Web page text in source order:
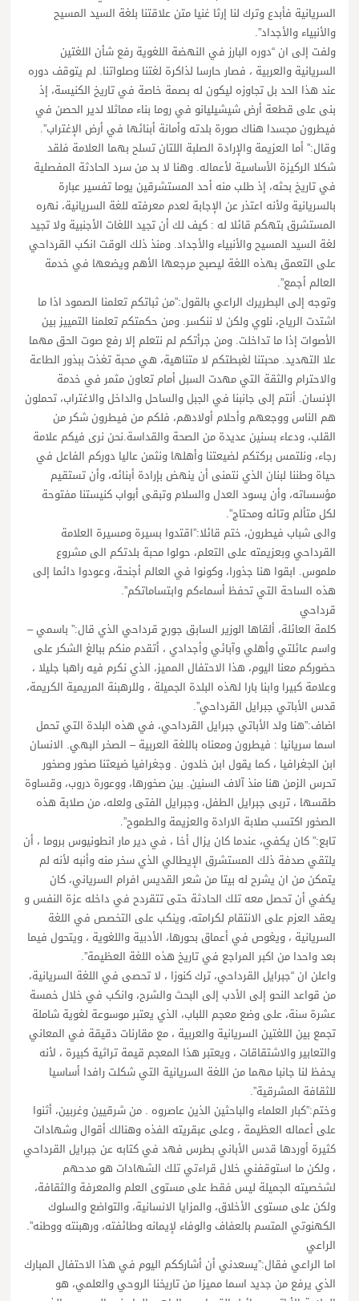
السريانية فأبدع وترك لنا إرثا غنيا متن علاقتنا بلغة السيد المسيح
والأنبياء والأجداد”.
ولفت إلى ان “دوره البارز في النهضة اللغوية رفع شأن اللغتين
السريانية والعربية ، فصار حارسا لذاكرة لغتنا وصلواتنا. لم يتوقف دوره
عند هذا الحد بل تجاوزه ليكون له بصمة خاصة في تاريخ الكنيسة، إذ
بنى على قطعة أرض شيشيليانو في روما بناء مماثلا لدير الحصن في
فيطرون مجسدا هناك صورة بلدته وأمانة أبنائها في أرض الإغتراب”.
وقال:” أما العزيمة والإرادة الصلبة اللتان تسلح بهما العلامة فلقد
شكلا الركيزة الأساسية لأعماله. وهنا لا بد من سرد الحادثة المفصلية
في تاريخ بحثه، إذ طلب منه أحد المستشرقين يوما تفسير عبارة
بالسريانية ولأنه اعتذر عن الإجابة لعدم معرفته للغة السريانية، نهره
المستشرق بتهكم قائلا له : كيف لك أن تجيد اللغات الأجنبية ولا تجيد
لغة السيد المسيح والأنبياء والأجداد. ومنذ ذلك الوقت انكب القرداحي
على التعمق بهذه اللغة ليصبح مرجعها الأهم ويضعها في خدمة
العالم أجمع”.
وتوجه إلى البطريرك الراعي بالقول:”من ثباتكم تعلمنا الصمود اذا ما
اشتدت الرياح، نلوي ولكن لا ننكسر. ومن حكمتكم تعلمنا التمييز بين
الأصوات إذا ما تداخلت. ومن جرأتكم لم نتعلم إلا رفع صوت الحق مهما
علا التهديد. محبتنا لغبطتكم لا متناهية، هي محبة تغذت ببذور الطاعة
والاحترام والثقة التي مهدت السبل أمام تعاون مثمر في خدمة
الإنسان. أنتم إلى جانبنا في الجبل والساحل والداخل والاغتراب، تحملون
هم الناس ووجعهم وأحلام أولادهم، فلكم من فيطرون شكر من
القلب، ودعاء بسنين عديدة من الصحة والقداسة.نحن نرى فيكم علامة
رجاء، ونلتمس بركتكم لضيعتنا وأهلها ونثمن عاليا دوركم الفاعل في
حياة وطننا لبنان الذي نتمنى أن ينهض بإرادة أبنائه، وأن تستقيم
مؤسساته، وأن يسود العدل والسلام وتبقى أبواب كنيستنا مفتوحة
لكل متألم وتائه ومحتاج”.
والى شباب فيطرون، ختم قائلا:”اقتدوا بسيرة ومسيرة العلامة
القرداحي وبعزيمته على التعلم، حولوا محبة بلدتكم الى مشروع
ملموس. ابقوا هنا جذورا، وكونوا في العالم أجنحة، وعودوا دائما إلى
هذه الساحة التي تحفظ أسماءكم وابتساماتكم”.
قرداحي
كلمة العائلة، ألقاها الوزير السابق جورج قرداحي الذي قال:” باسمي –
واسم عائلتي وأهلي وآبائي وأجدادي ، أتقدم منكم ببالغ الشكر على
حضوركم معنا اليوم، هذا الاحتفال المميز، الذي نكرم فيه راهبا جليلا ،
وعلامة كبيرا وابنا بارا لهذه البلدة الجميلة ، وللرهبنة المريمية الكريمة،
قدس الأباتي جبرايل القرداحي”.
اضاف:”هنا ولد الأباتي جبرايل القرداحي، في هذه البلدة التي تحمل
اسما سريانيا : فيطرون ومعناه باللغة العربية – الصخر البهي. الانسان
ابن الجغرافيا ، كما يقول ابن خلدون . وجغرافيا ضيعتنا صخور وصخور
تحرس الزمن هنا منذ آلاف السنين. بين صخورها، ووعورة دروب، وقساوة
طقسها ، تربى جبرايل الطفل، وجبرايل الفتى ولعله، من صلابة هذه
الصخور اكتسب صلابة الارادة والعزيمة والطموح”.
تابع:” كان يكفي، عندما كان يزال أخا ، في دير مار انطونيوس بروما ، أن
يلتقي صدفة ذلك المستشرق الإيطالي الذي سخر منه وأنبه لأنه لم
يتمكن من ان يشرح له بيتا من شعر القديس افرام السرياني، كان
يكفي أن تحصل معه تلك الحادثة حتى تتقردح في داخله عزة النفس و
يعقد العزم على الانتقام لكرامته، وينكب على التخصص في اللغة
السريانية ، ويغوص في أعماق بحورها، الأدبية واللغوية ، ويتحول فيما
بعد واحدا من اكبر المراجع في تاريخ هذه اللغة العظيمة”.
واعلن ان “جبرايل القرداحي، ترك كنوزا ، لا تحصى في اللغة السريانية،
من قواعد النحو إلى الأدب إلى البحث والشرح، وانكب في خلال خمسة
عشرة سنة، على وضع معجم اللباب، الذي يعتبر موسوعة لغوية شاملة
تجمع بين اللغتين السريانية والعربية ، مع مقارنات دقيقة في المعاني
والتعابير والاشتقاقات ، ويعتبر هذا المعجم قيمة تراثية كبيرة ، لأنه
يحفظ لنا جانبا مهما من اللغة السريانية التي شكلت رافدا أساسيا
للثقافة المشرقية”.
وختم:”كبار العلماء والباحثين الذين عاصروه . من شرقيين وغربين، أثنوا
على أعماله العظيمة ، وعلى عبقريته الفذه وهنالك أقوال وشهادات
كثيرة أوردها قدس الأباني بطرس فهد في كتابه عن جبرايل القرداحي
، ولكن ما استوقفني خلال قراءتي تلك الشهادات هو مدحهم
لشخصيته الجميلة ليس فقط على مستوى العلم والمعرفة والثقافة،
ولكن على مستوى الأخلاق، والمزايا الانسانية، والتواضع والسلوك
الكهنوتي المتسم بالعفاف والوفاء لإيمانه وطائفته، ورهبنته ووطنه”.
الراعي
اما الراعي فقال:”يسعدني أن أشارككم اليوم في هذا الاحتفال المبارك
الذي يرفع من جديد اسما مميزا من تاريخنا الروحي والعلمي، هو